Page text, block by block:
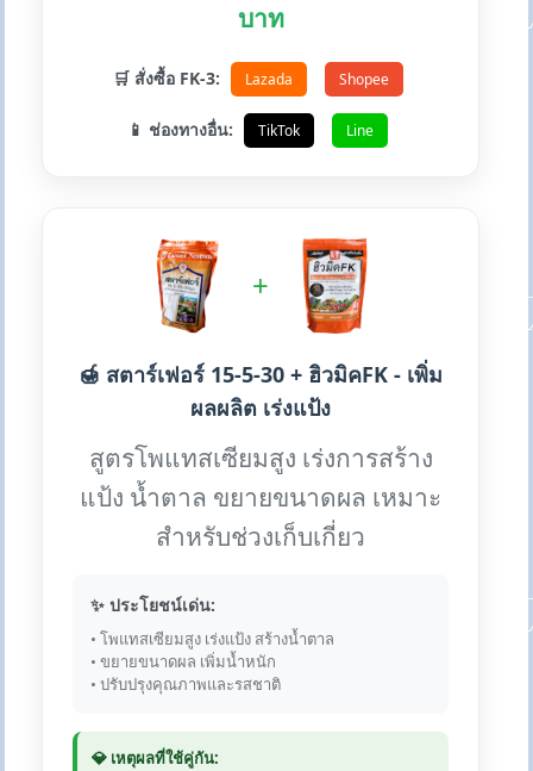
บาท
🛒 สั่งซื้อ FK-3: Lazada Shopee
📱 ช่องทางอื่น: TikTok Line
+
🍯 สตาร์เฟอร์ 15-5-30 + ฮิวมิคFK - เพิ่ม
ผลผลิต เร่งแป้ง
สูตรโพแทสเซียมสูง เร่งการสร้าง
แป้ง น้ำตาล ขยายขนาดผล เหมาะ
สำหรับช่วงเก็บเกี่ยว
✨ ประโยชน์เด่น:
• โพแทสเซียมสูง เร่งแป้ง สร้างน้ำตาล
• ขยายขนาดผล เพิ่มน้ำหนัก
• ปรับปรุงคุณภาพและรสชาติ
💎 เหตุผลที่ใช้คู่กัน: